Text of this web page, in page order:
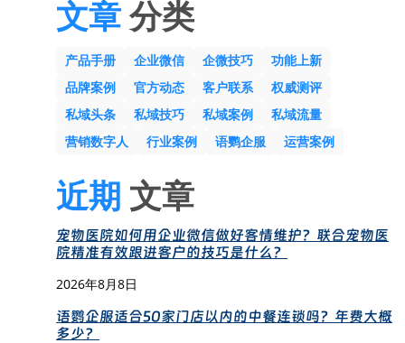
文章分类
产品手册 企业微信 企微技巧
功能上新
品牌案例
官方动态 客户联系
权威测评
私域头条
私域技巧 私域案例
私域流量
营销数字人
行业案例 语鹦企服 运营案例
近期 文章
宠物医院如何用企业微信做好客情维护？联合宠物医
院精准有效跟进客户的技巧是什么？
2026年8月8日
语鹦企服适合50家门店以内的中餐连锁吗？年费大概
多少？